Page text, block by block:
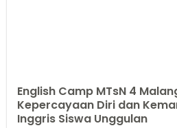
English Camp MTsN 4
Kepercayaan Diri dan
Inggris Siswa Unggulan